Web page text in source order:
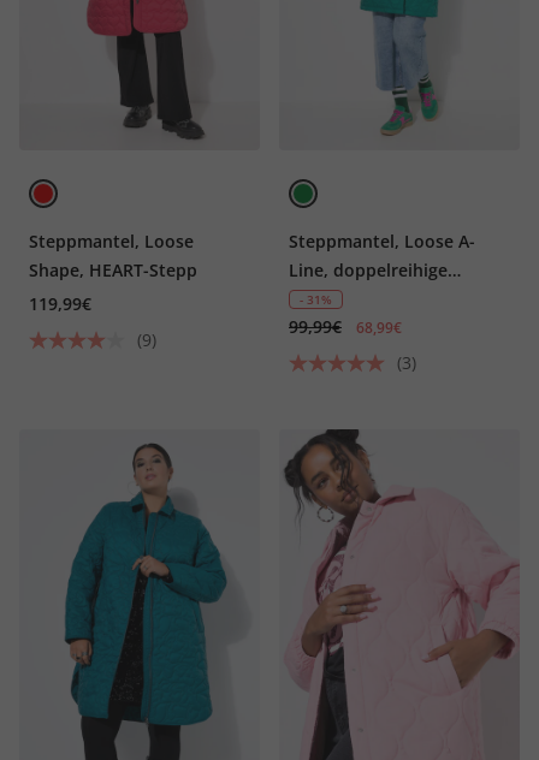
Steppmantel, Loose
Shape, HEART-Stepp
119,99€
(9)
Steppmantel, Loose A-
Line, doppelreihige
Knopfleiste
- 31%
99,99€ 68,99€
(3)